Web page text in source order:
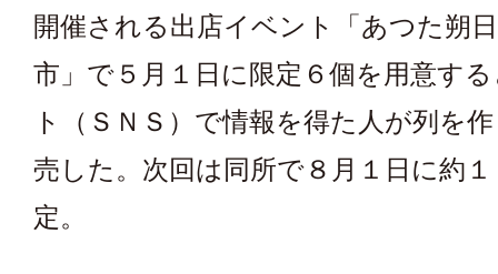
開催される出店イベント「あつた朔
市」で５月１日に限定６個を用意す
ト（ＳＮＳ）で情報を得た人が列を
売した。次回は同所で８月１日に約
定。